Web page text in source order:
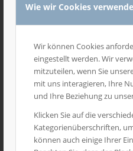
Wie wir Cookies
Wir können Cookies
eingestellt werden. Wir
mitzuteilen, wenn Sie
mit uns interagieren, Ihre
und Ihre Beziehung zu
Klicken Sie auf die
Kategorienüberschriften,
können auch einige Ihrer
Anfragedetails